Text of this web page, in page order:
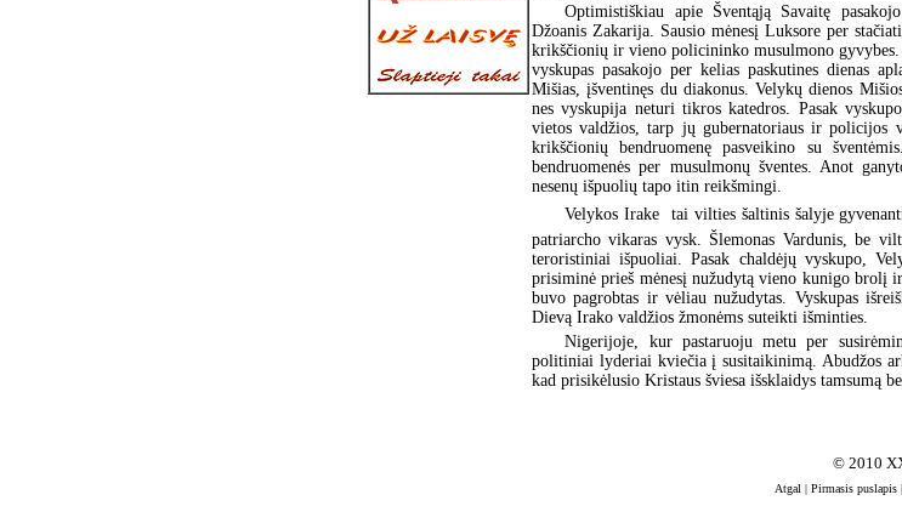
Optimistiškiau apie Šventąją Savaitę
Džoanis Zakarija. Sausio mėnesį Luksore per
krikščionių ir vieno policininko musulmono
vyskupas pasakojo per kelias paskutines dienas
Mišias, įšventinęs du diakonus. Velykų dienos
nes vyskupija neturi tikros katedros. Pasak
vietos valdžios, tarp jų gubernatoriaus ir
krikščionių bendruomenę pasveikino su
bendruomenės per musulmonų šventes. Anot
nesenų išpuolių tapo itin reikšmingi.
Velykos Irake  tai vilties šaltinis šalyje
patriarcho vikaras vysk. Šlemonas Vardunis, be
teroristiniai išpuoliai. Pasak chaldėjų vyskupo,
prisiminė prieš mėnesį nužudytą vieno kunigo brolį
buvo pagrobtas ir vėliau nužudytas. Vyskupas
Dievą Irako valdžios žmonėms suteikti išminties.
Nigerijoje, kur pastaruoju metu per
politiniai lyderiai kviečia į susitaikinimą. Abudžos
kad prisikėlusio Kristaus šviesa išsklaidys tamsumą
© 2010
Atgal | Pirmasis puslapis|